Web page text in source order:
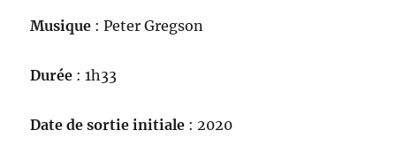
Musique : Peter Gregson
Durée : 1h33
Date de sortie initiale : 2020